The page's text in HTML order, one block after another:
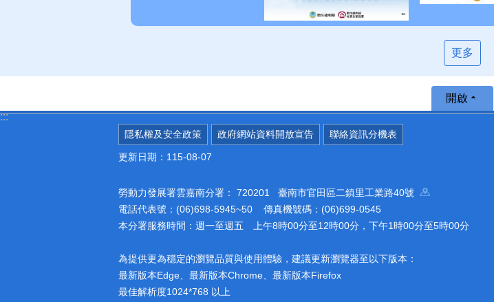
更多
:::
開啟
隱私權及安全政策 政府網站資料開放宣告 聯絡資訊分機表
更新日期：115-08-07
勞動力發展署雲嘉南分署： 720201 臺南市官田區二鎮里工業路40號
電話代表號：(06)698-5945~50 傳真機號碼：(06)699-0545
本分署服務時間：週一至週五 上午8時00分至12時00分，下午1時00分至5時00分
為提供更為穩定的瀏覽品質與使用體驗，建議更新瀏覽器至以下版本：
最新版本Edge、最新版本Chrome、最新版本Firefox
最佳解析度1024*768 以上